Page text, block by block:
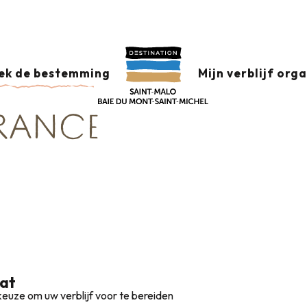
de bestemming Mijn verblijf
ROND
om uw verblijf voor te bereiden